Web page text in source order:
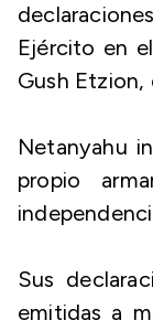
Ejército en
Gush Etzion,
Netanyahu
propio
Sus
emitidas a